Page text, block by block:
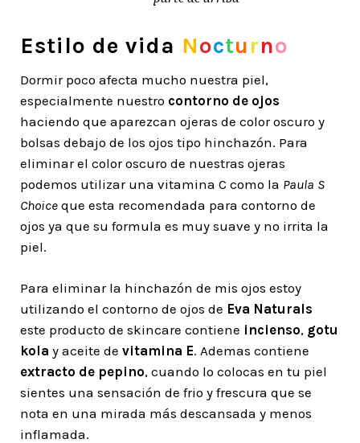
Estilo de vida Nocturno
Dormir poco afecta mucho nuestra piel,
especialmente nuestro contorno de ojos
haciendo que aparezcan ojeras de color oscuro y
bolsas debajo de los ojos tipo hinchazón. Para
eliminar el color oscuro de nuestras ojeras
podemos utilizar una vitamina C como la Paula S
Choice que esta recomendada para contorno de
ojos ya que su formula es muy suave y no irrita la
piel.
Para eliminar la hinchazón de mis ojos estoy
utilizando el contorno de ojos de Eva Naturals
este producto de skincare contiene incienso, gotu
kola y aceite de vitamina E. Ademas contiene
extracto de pepino, cuando lo colocas en tu piel
sientes una sensación de frio y frescura que se
nota en una mirada más descansada y menos
inflamada.